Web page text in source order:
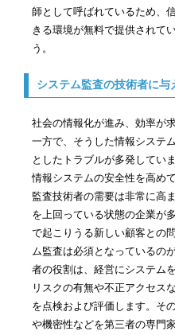
師として呼ばれているため、
きる環境が無料で提供されて
う。
システム監査の技術者に与
社会の情報化が進み、効率が
一方で、そうした情報システ
としたトラブルが多発してい
情報システムの安全性を高め
監査技術者の需要は非常に高
を上回っている状態の企業が
で起こりうる新しい顧客との
ム監査は必須となっているの
者の役割は、経営にシステム
リスクの有無や不正アクセス
を点検および評価します。そ
や機密性などを第三者の専門